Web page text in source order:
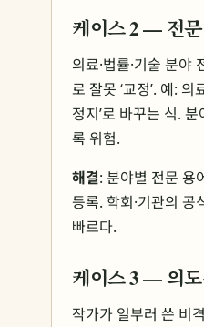
케이스 2 — 전
의료·법률·기술 분야
로 잘못 ‘교정’. 예: 의
정지’로 바꾸는 식.
록 위험.
해결: 분야별 전문 용
등록. 학회·기관의 공
빠르다.
케이스 3 — 의
작가가 일부러 쓴 비